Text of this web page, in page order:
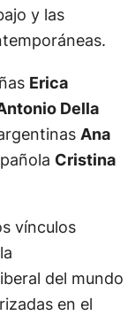
y las
Erica
Della
Ana
Cristina
vínculos
del mundo
en el